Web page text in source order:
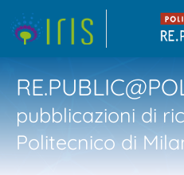
pubblicazioni di
Politecnico di